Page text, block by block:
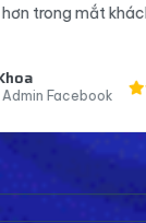
Cảm ơn
Bạn